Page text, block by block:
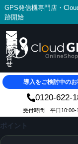
GPS発信機専門店・
跡開始
導入をご検討中の
0120-622-
受付時間 平日10:00-
ポイント